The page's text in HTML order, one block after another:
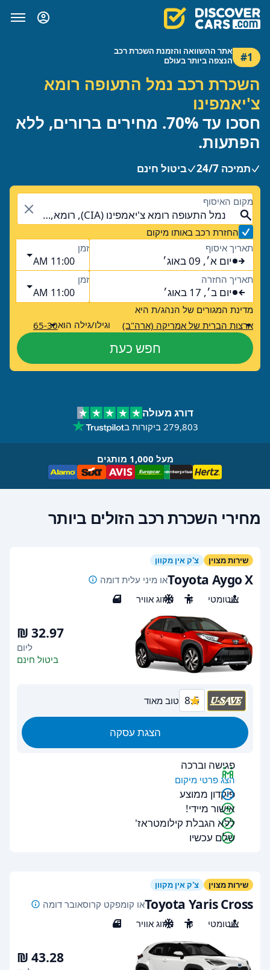
#1
אתר ההשוואה והזמנת השכרת רכב
הנצפה ביותר בעולם
השכרת רכב נמל התעופה רומא
צ'יאמפינו
חסכו עד 70%. מחירים ברורים, ללא
הפתעות.
תמיכה 24/7 ביטול חינם
מקום האיסוף
נמל התעופה רומא צ'יאמפינו (CIA), רומא, איטליה - היבשת
החזרת רכב באותו מיקום
תאריך איסוף
יום א׳, 09 באוג׳
זמן
11:00 AM
תאריך החזרה
יום ב׳, 17 באוג׳
זמן
11:00 AM
מדינת המגורים של הנהג/ת היא
ארצות הברית של אמריקה (ארה"ב)
וגילו/גילה הוא65-30
חפש כעת
דורג מעולה
279,803 ביקורות ב
מעל 1,000 מותגים
מחירי השכרת רכב הזולים ביותר
שירות מצוין צ'ק אין מקוון
Toyota Aygo Xאו מיני עלית דומה
אוטומטי
4 מיזוג אוויר 4
ליום
ביטול חינם
8.5 טוב מאוד
הצגת עסקה
פגישה וברכה
הצג פרטי מיקום
פיקדון ממוצע
אישור מיידי!
ללא הגבלת קילומטראז'
שלם עכשיו
שירות מצוין צ'ק אין מקוון
Toyota Yaris Crossאו קומפקט קרוסאובר דומה
אוטומטי
5 מיזוג אוויר 5